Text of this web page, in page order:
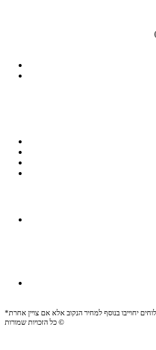
יחוייבו בנוסף למחיר הנקוב אלא אם צויין אחרת
כל הזכויות שמורות ©